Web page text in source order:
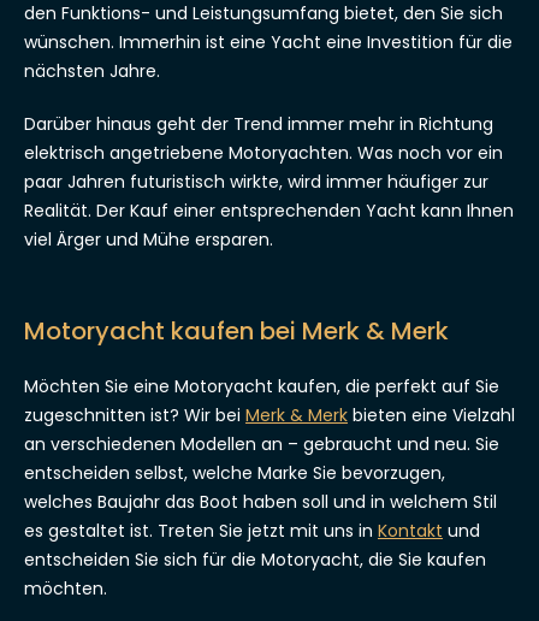
den Funktions- und Leistungsumfang bietet, den Sie sich
wünschen. Immerhin ist eine Yacht eine Investition für die
nächsten Jahre.
Darüber hinaus geht der Trend immer mehr in Richtung
elektrisch angetriebene Motoryachten. Was noch vor ein
paar Jahren futuristisch wirkte, wird immer häufiger zur
Realität. Der Kauf einer entsprechenden Yacht kann Ihnen
viel Ärger und Mühe ersparen.
Motoryacht kaufen bei Merk & Merk
Möchten Sie eine Motoryacht kaufen, die perfekt auf Sie
zugeschnitten ist? Wir bei Merk & Merk bieten eine Vielzahl
an verschiedenen Modellen an – gebraucht und neu. Sie
entscheiden selbst, welche Marke Sie bevorzugen,
welches Baujahr das Boot haben soll und in welchem Stil
es gestaltet ist. Treten Sie jetzt mit uns in Kontakt und
entscheiden Sie sich für die Motoryacht, die Sie kaufen
möchten.